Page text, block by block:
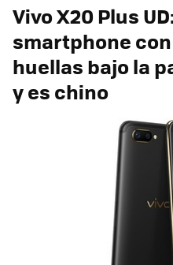
Vivo X20 Plus
smartphone
huellas bajo la
y es chino